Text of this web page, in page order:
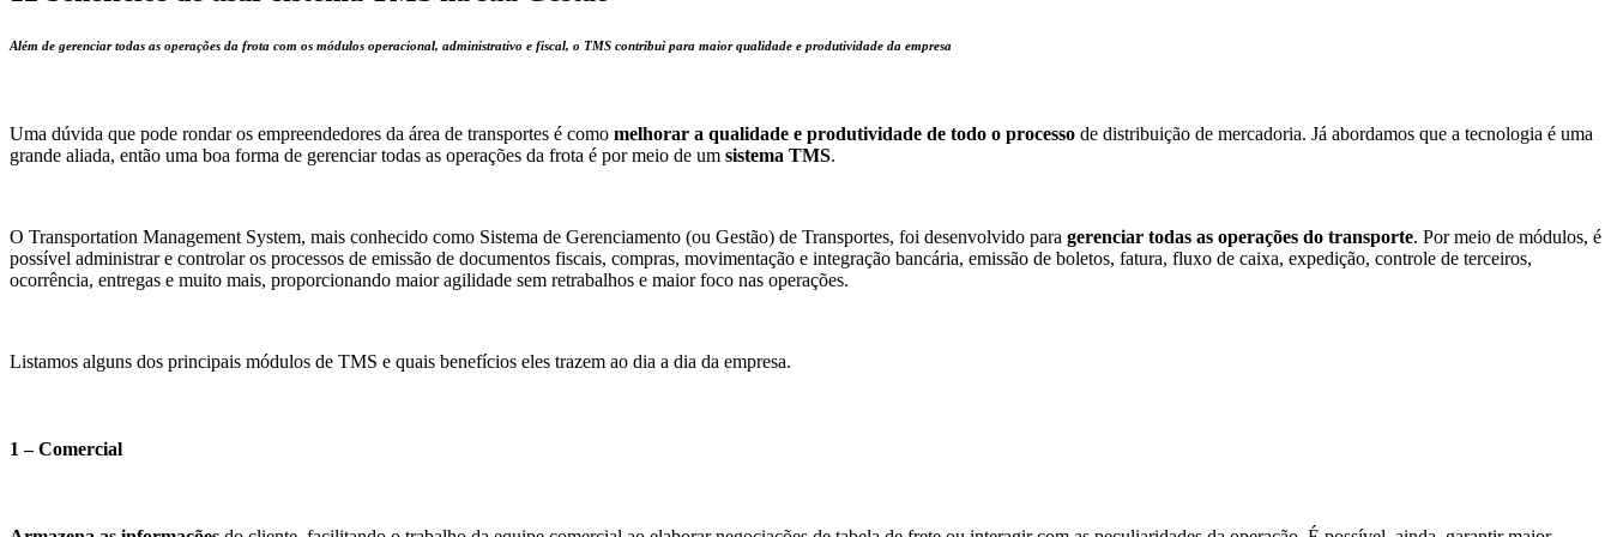
Além de gerenciar todas as operações da frota com os módulos operacional, administrativo e fiscal, o TMS contribui para maior qualidade e produtividade da empresa
Uma dúvida que pode rondar os empreendedores da área de transportes é como melhorar a qualidade e produtividade de todo o processo de distribuição de mercadoria. Já abordamos que a tecnologia é uma
grande aliada, então uma boa forma de gerenciar todas as operações da frota é por meio de um sistema TMS.
O Transportation Management System, mais conhecido como Sistema de Gerenciamento (ou Gestão) de Transportes, foi desenvolvido para gerenciar todas as operações do transporte. Por meio de módulos, é
possível administrar e controlar os processos de emissão de documentos fiscais, compras, movimentação e integração bancária, emissão de boletos, fatura, fluxo de caixa, expedição, controle de terceiros,
ocorrência, entregas e muito mais, proporcionando maior agilidade sem retrabalhos e maior foco nas operações.
Listamos alguns dos principais módulos de TMS e quais benefícios eles trazem ao dia a dia da empresa.
1 – Comercial